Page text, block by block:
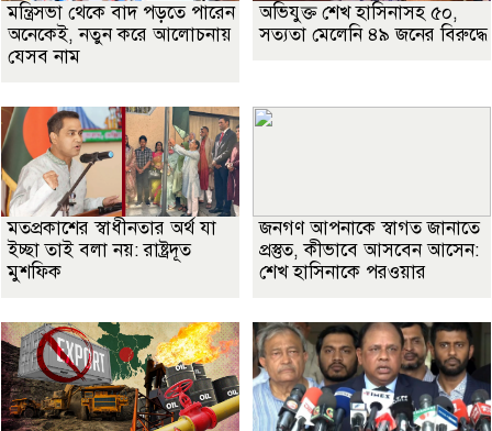
মন্ত্রিসভা থেকে বাদ পড়তে পারেন
অনেকেই, নতুন করে আলোচনায়
যেসব নাম
অভিযুক্ত শেখ হাসিনাসহ ৫০,
সত্যতা মেলেনি ৪৯ জনের বিরুদ্ধে
মতপ্রকাশের স্বাধীনতার অর্থ যা
ইচ্ছা তাই বলা নয়: রাষ্ট্রদূত
মুশফিক
জনগণ আপনাকে স্বাগত জানাতে
প্রস্তুত, কীভাবে আসবেন আসেন:
শেখ হাসিনাকে পরওয়ার